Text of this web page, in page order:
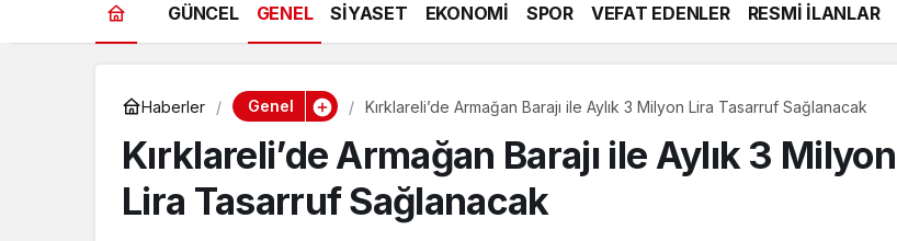
GÜNCEL GENEL SİYASET EKONOMİ SPOR VEFAT EDENLER RESMİ İLANLAR
Haberler Genel Kırklareli’de Armağan Barajı ile Aylık 3 Milyon Lira Tasarruf Sağlanacak
Kırklareli’de Armağan Barajı ile Aylık 3 Milyon
Lira Tasarruf Sağlanacak